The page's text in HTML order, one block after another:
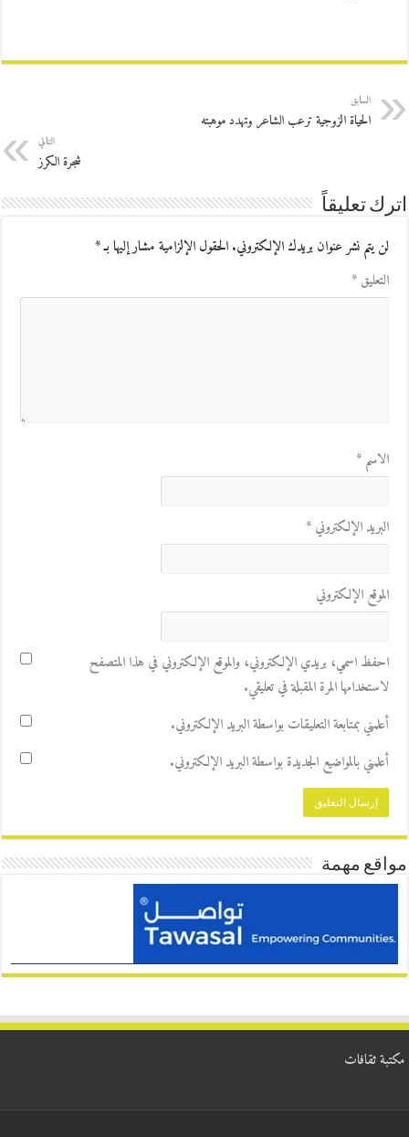
السابق
الحياة الزوجية ترعب الشاعر وتهدد موهبته
التالي
شجرة الكرز
اترك تعليقاً
لن يتم نشر عنوان بريدك الإلكتروني.الحقول الإلزامية مشار إليها بـ*
التعليق*
الاسم*
البريد الإلكتروني*
الموقع الإلكتروني
احفظ اسمي، بريدي الإلكتروني، والموقع الإلكتروني في هذا المتصفح
لاستخدامها المرة المقبلة في تعليقي.
أعلمني بمتابعة التعليقات بواسطة البريد الإلكتروني.
أعلمني بالمواضيع الجديدة بواسطة البريد الإلكتروني.
مواقع مهمة
مكتبة ثقافات